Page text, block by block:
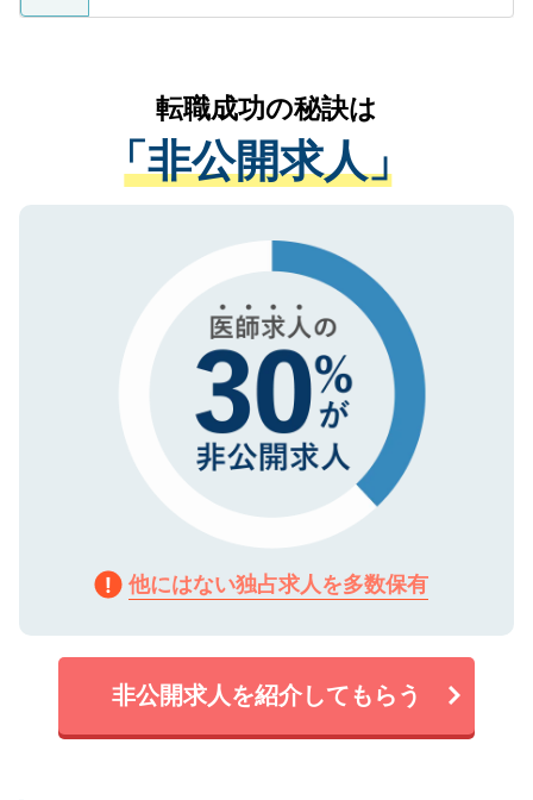
ているすべての個人データはご本人の許可
は、個人情報の取り扱いについての厳密な
管理基準を満たした事業者のみに付与され
る、プライバシーマークを取得済みです。
ご登録いただいた個人情報は、SSL（デー
で、機密保持に関してもご安心ください。
かがいして、現在の医療機関の状況や紹介
経験をまじえながら、適切なアドバイスを
させていただきます。すぐにご転職をされ
ない方には、長期的なサポートが可能です
ので、まずはご登録ください。
転職成功の秘訣は
「非公開求人」
他にはない独占求人を多数保有
非公開求人を紹介してもらう